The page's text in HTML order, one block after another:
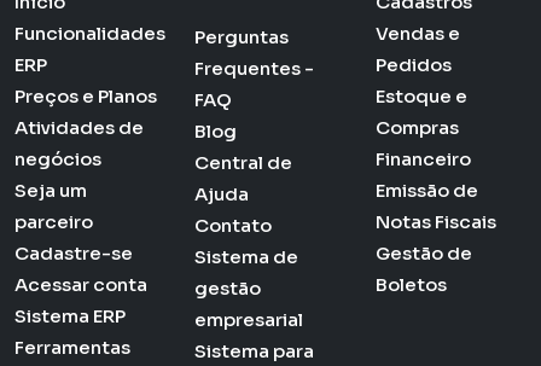
Funcionalidades
ERP
Preços e Planos
Atividades de
negócios
Seja um
parceiro
Cadastre-se
Acessar conta
Sistema ERP
Ferramentas
Perguntas
Frequentes -
FAQ
Blog
Central de
Ajuda
Contato
Sistema de
gestão
empresarial
Sistema para
Vendas e
Pedidos
Estoque e
Compras
Financeiro
Emissão de
Notas Fiscais
Gestão de
Boletos